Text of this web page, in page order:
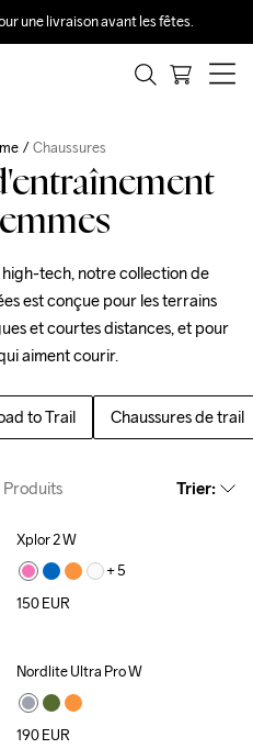
une livraison avant les fêtes.
Chaussures
tech, notre collection de
est conçue pour les terrains
et courtes distances, et pour
aiment courir.
to Trail Chaussures de trail
Produits Trier:
Xplor 2 W
+ 5
150EUR
Nordlite Ultra Pro W
190EUR